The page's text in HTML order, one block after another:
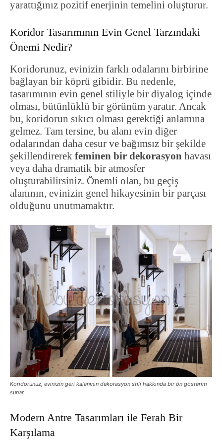
yarattığınız pozitif enerjinin temelini oluşturur.
Koridor Tasarımının Evin Genel Tarzındaki
Önemi Nedir?
Koridorunuz, evinizin farklı odalarını birbirine
bağlayan bir köprü gibidir. Bu nedenle,
tasarımının evin genel stiliyle bir diyalog içinde
olması, bütünlüklü bir görünüm yaratır. Ancak
bu, koridorun sıkıcı olması gerektiği anlamına
gelmez. Tam tersine, bu alanı evin diğer
odalarından daha cesur ve bağımsız bir şekilde
şekillendirerek feminen bir dekorasyon havası
veya daha dramatik bir atmosfer
oluşturabilirsiniz. Önemli olan, bu geçiş
alanının, evinizin genel hikayesinin bir parçası
olduğunu unutmamaktır.
Koridorunuz, evinizin geri kalanının dekorasyon stili hakkında bir ön gösterim
sunar.
Modern Antre Tasarımları ile Ferah Bir
Karşılama